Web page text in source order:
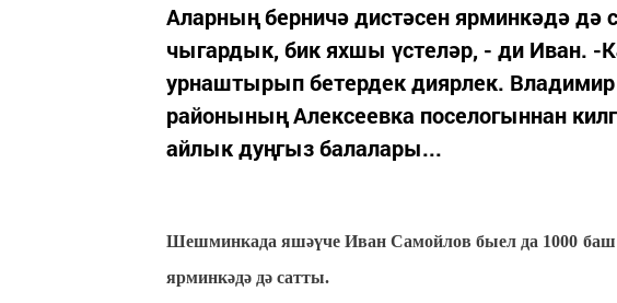
Аларның берничә дистәсен ярминкәдә дә
чыгардык, бик яхшы үстеләр, - ди Иван. -
урнаштырып бетердек диярлек.
районының Алексеевка поселогыннан
айлык дуңгыз балалары...
Шешминкада яшәүче Иван Самойлов быел да 1000 баш
ярминкәдә дә сатты.